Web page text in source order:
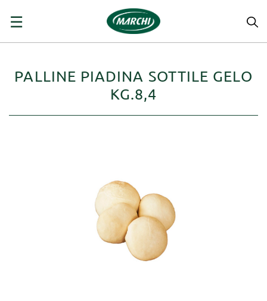
navigazione
☰
PALLINE PIADINA SOTTILE GELO
KG.8,4